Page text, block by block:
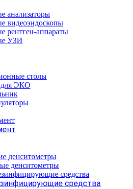
анализаторы
видеоэндоскопы
рентген-аппараты
УЗИ
столы
ЭКО
денситометры
денситометры
средства